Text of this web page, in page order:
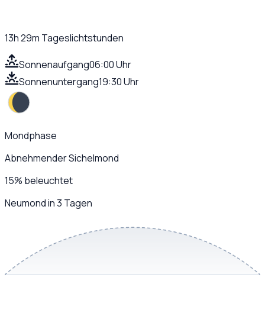
13h 29m Tageslichtstunden
Sonnenaufgang06:00 Uhr
Sonnenuntergang19:30 Uhr
Mondphase
Abnehmender Sichelmond
15% beleuchtet
Neumond in 3 Tagen